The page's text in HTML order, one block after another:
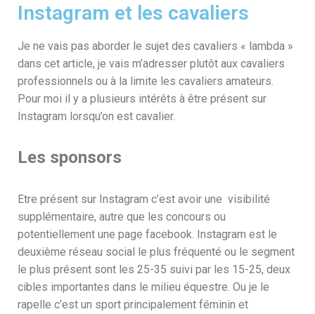
Instagram et les cavaliers
Je ne vais pas aborder le sujet des cavaliers « lambda »
dans cet article, je vais m’adresser plutôt aux cavaliers
professionnels ou à la limite les cavaliers amateurs.
Pour moi il y a plusieurs intérêts à être présent sur
Instagram lorsqu’on est cavalier.
Les sponsors
Etre présent sur Instagram c’est avoir une visibilité
supplémentaire, autre que les concours ou
potentiellement une page facebook. Instagram est le
deuxième réseau social le plus fréquenté ou le segment
le plus présent sont les 25-35 suivi par les 15-25, deux
cibles importantes dans le milieu équestre. Ou je le
rapelle c’est un sport principalement féminin et